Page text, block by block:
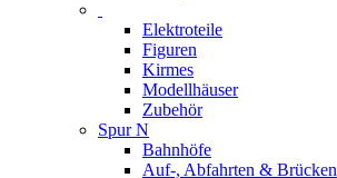
Elektroteile
Figuren
Kirmes
Modellhäuser
Zubehör
Spur N
Bahnhöfe
Auf-, Abfahrten & Brücken